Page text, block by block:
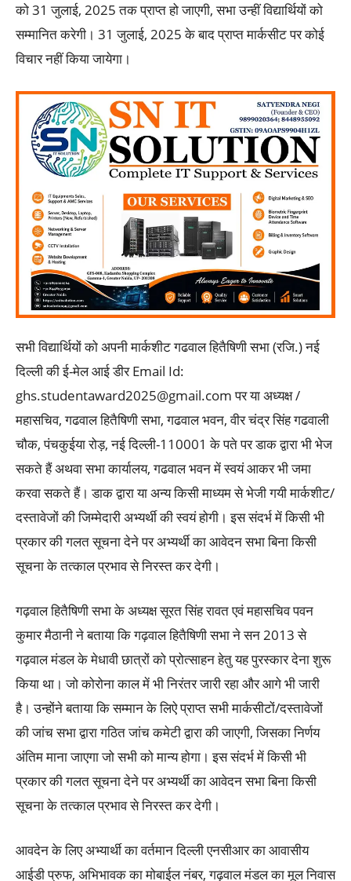
को 31 जुलाई, 2025 तक प्राप्त हो जाएगी, सभा उन्हीं विद्यार्थियों को
सम्मानित करेगी। 31 जुलाई, 2025 के बाद प्राप्त मार्कसीट पर कोई
विचार नहीं किया जायेगा।
सभी विद्यार्थियों को अपनी मार्कशीट गढवाल हितैषिणी सभा (रजि.) नई
दिल्ली की ई-मेल आई डीर Email Id:
ghs.studentaward2025@gmail.com पर या अध्यक्ष /
महासचिव, गढवाल हितैषिणी सभा, गढवाल भवन, वीर चंद्र सिंह गढवाली
चौक, पंचकुईया रोड़, नई दिल्ली-110001 के पते पर डाक द्वारा भी भेज
सकते हैं अथवा सभा कार्यालय, गढवाल भवन में स्वयं आकर भी जमा
करवा सकते हैं। डाक द्वारा या अन्य किसी माध्यम से भेजी गयी मार्कशीट/
दस्तावेजों की जिम्मेदारी अभ्यर्थी की स्वयं होगी। इस संदर्भ में किसी भी
प्रकार की गलत सूचना देने पर अभ्यर्थी का आवेदन सभा बिना किसी
सूचना के तत्काल प्रभाव से निरस्त कर देगी।
गढ़वाल हितैषिणी सभा के अध्यक्ष सूरत सिंह रावत एवं महासचिव पवन
कुमार मैठानी ने बताया कि गढ़वाल हितैषिणी सभा ने सन 2013 से
गढ़वाल मंडल के मेधावी छात्रों को प्रोत्साहन हेतु यह पुरस्कार देना शुरू
किया था। जो कोरोना काल में भी निरंतर जारी रहा और आगे भी जारी
है। उन्होंने बताया कि सम्मान के लिऐ प्राप्त सभी मार्कसीटों/दस्तावेजों
की जांच सभा द्वारा गठित जांच कमेटी द्वारा की जाएगी, जिसका निर्णय
अंतिम माना जाएगा जो सभी को मान्य होगा। इस संदर्भ में किसी भी
प्रकार की गलत सूचना देने पर अभ्यर्थी का आवेदन सभा बिना किसी
सूचना के तत्काल प्रभाव से निरस्त कर देगी।
आवदेन के लिए अभ्यार्थी का वर्तमान दिल्ली एनसीआर का आवासीय
आईडी प्रुफ, अभिभावक का मोबाईल नंबर, गढ़वाल मंडल का मूल निवास